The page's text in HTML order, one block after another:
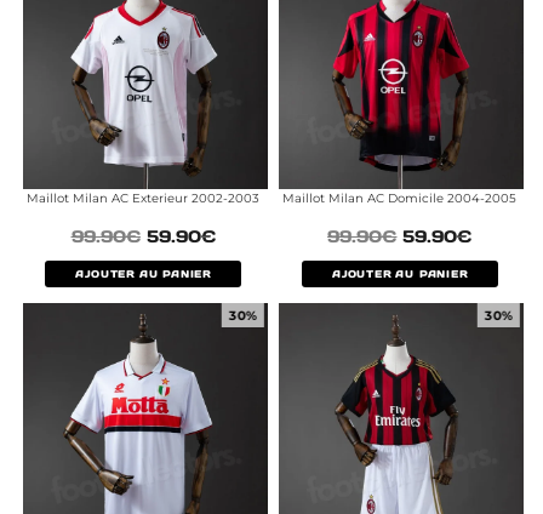
Maillot Milan AC Exterieur 2002-2003
99.90€ 59.90€
AJOUTER AU PANIER
Maillot Milan AC Domicile 2004-2005
99.90€ 59.90€
AJOUTER AU PANIER
30% 30%